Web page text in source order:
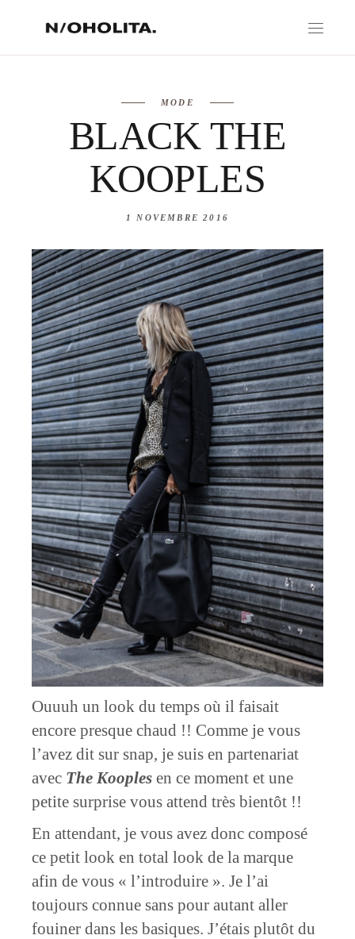
MODE
BLACK THE
KOOPLES
1 NOVEMBRE 2016
Ouuuh un look du temps où il faisait
encore presque chaud !! Comme je vous
l’avez dit sur snap, je suis en partenariat
avec The Kooples en ce moment et une
petite surprise vous attend très bientôt !!
En attendant, je vous avez donc composé
ce petit look en total look de la marque
afin de vous « l’introduire ». Je l’ai
toujours connue sans pour autant aller
fouiner dans les basiques. J’étais plutôt du